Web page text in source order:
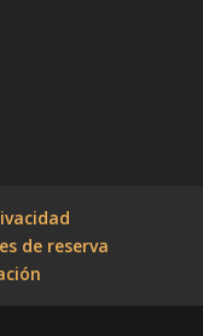
de reserva